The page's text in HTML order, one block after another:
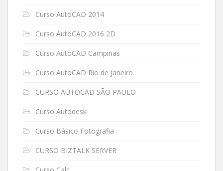
Curso AutoCAD 2014
Curso AutoCAD 2016 2D
Curso AutoCAD Campinas
Curso AutoCAD Rio de Janeiro
CURSO AUTOCAD SÃO PAULO
Curso Autodesk
Curso Básico Fotografia
CURSO BIZTALK SERVER